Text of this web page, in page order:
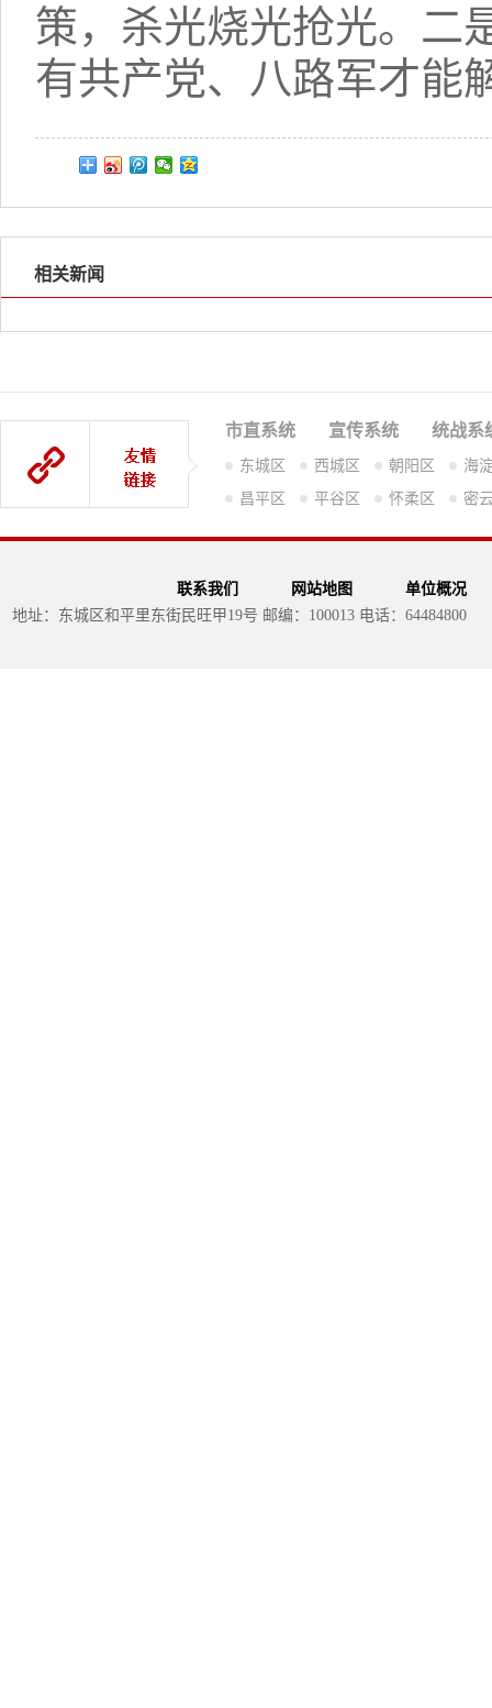
策，杀光烧光抢光。二
有共产党、八路军才能
相关新闻
市直系统 宣传系统 统战系
东城区 西城区 朝阳区
海
昌平区
平谷区 怀柔区 密
联系我们 网站地图
单位概况
地址：东城区和平里东街民旺甲19号 邮编：100013 电话：64484800